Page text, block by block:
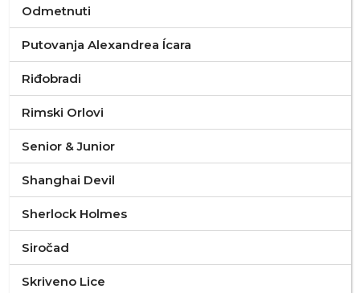
Odmetnuti
Putovanja Alexandrea Ícara
Riđobradi
Rimski Orlovi
Senior & Junior
Shanghai Devil
Sherlock Holmes
Siročad
Skriveno Lice